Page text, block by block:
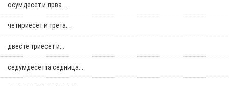
осумдесет и прва...
четириесет и трета...
двестe триесет и...
седумдесетта седница...